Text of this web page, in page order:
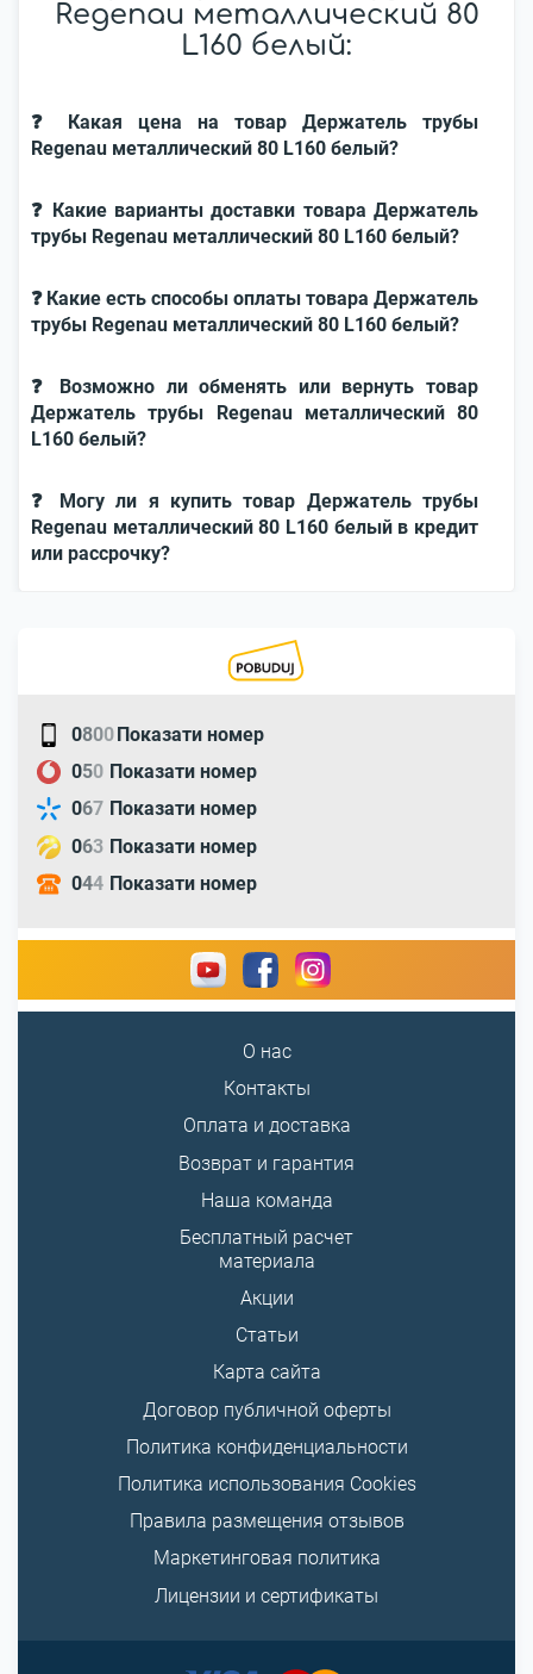
Regenau металлический 80
L160 белый:
❓ Какая цена на товар Держатель трубы
Regenau металлический 80 L160 белый?
❓ Какие варианты доставки товара Держатель
трубы Regenau металлический 80 L160 белый?
❓ Какие есть способы оплаты товара Держатель
трубы Regenau металлический 80 L160 белый?
❓ Возможно ли обменять или вернуть товар
Держатель трубы Regenau металлический 80
L160 белый?
❓ Могу ли я купить товар Держатель трубы
Regenau металлический 80 L160 белый в кредит
или рассрочку?
0800Показати номер
050 Показати номер
067 Показати номер
063 Показати номер
044 Показати номер
О нас
Контакты
Оплата и доставка
Возврат и гарантия
Наша команда
Бесплатный расчет
материала
Акции
Статьи
Карта сайта
Договор публичной оферты
Политика конфиденциальности
Политика использования Cookies
Правила размещения отзывов
Маркетинговая политика
Лицензии и сертификаты